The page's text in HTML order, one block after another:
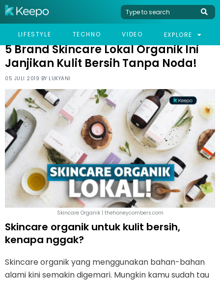
LIFESTYLE TECHNO VIDEO EXPLORE
HOME WOMEN
5 BRAND SKINCARE LOKAL ORGANIK INI JANJIKAN KULIT BERSIH
5 Brand Skincare Lokal Organik Ini
Janjikan Kulit Bersih Tanpa Noda!
05 JULI 2019 BY LUKYANI
Skincare Organik | thehoneycombers.com
Skincare organik untuk kulit bersih,
kenapa nggak?
Skincare organik yang menggunakan bahan-bahan
alami kini semakin digemari. Mungkin kamu sudah tau